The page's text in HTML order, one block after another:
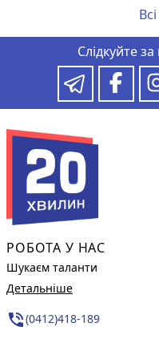
Слідкуйте
РОБОТА У НАС
Шукаєм таланти
Детальніше
phone_in_talk(0412)418-189